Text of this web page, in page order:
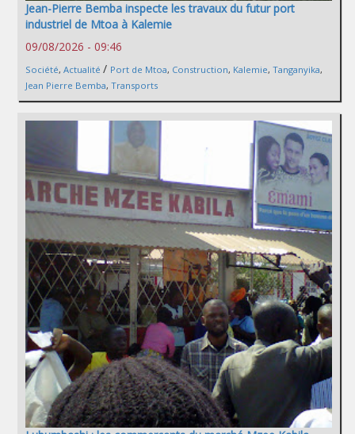
Jean-Pierre Bemba inspecte les travaux du futur port
industriel de Mtoa à Kalemie
09/08/2026 - 09:46
Société, Actualité / Port de Mtoa, Construction, Kalemie, Tanganyika,
Jean Pierre Bemba, Transports